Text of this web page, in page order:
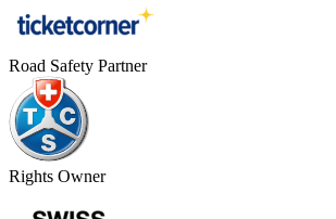
Road Safety Partner
Rights Owner